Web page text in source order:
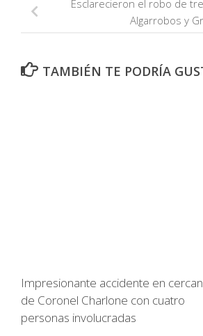
Esclarecieron el robo de
Algarrobos y
TAMBIÉN TE PODRÍA
Impresionante accidente en
de Coronel Charlone con cuatro
personas involucradas